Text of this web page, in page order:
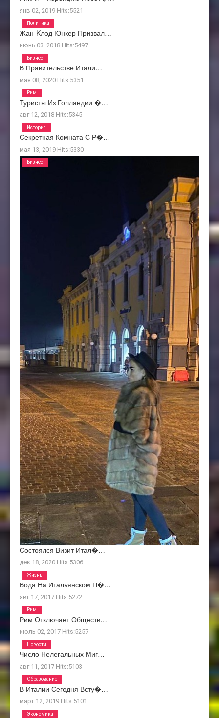
янв 02, 2019 Hits:5521
Жан-Kлод Юнкер Призвал…
июнь 03, 2018 Hits:5497
Политика
В Правительстве Итали…
мая 08, 2020 Hits:5351
Бизнес
Туристы Из Голландии �…
авг 12, 2018 Hits:5345
Рим
Секретная Комната С Р�…
мая 13, 2019 Hits:5330
История
Состоялся Визит Итал�…
дек 18, 2020 Hits:5306
Бизнес
Вода На Итальянском П�…
авг 17, 2017 Hits:5272
Жизнь
Рим Отключает Обществ…
июль 02, 2017 Hits:5257
Рим
Число Нелегальных Миг…
авг 11, 2017 Hits:5103
Новости
В Италии Сегодня Всту�…
март 12, 2019 Hits:5101
Образование
Экономика